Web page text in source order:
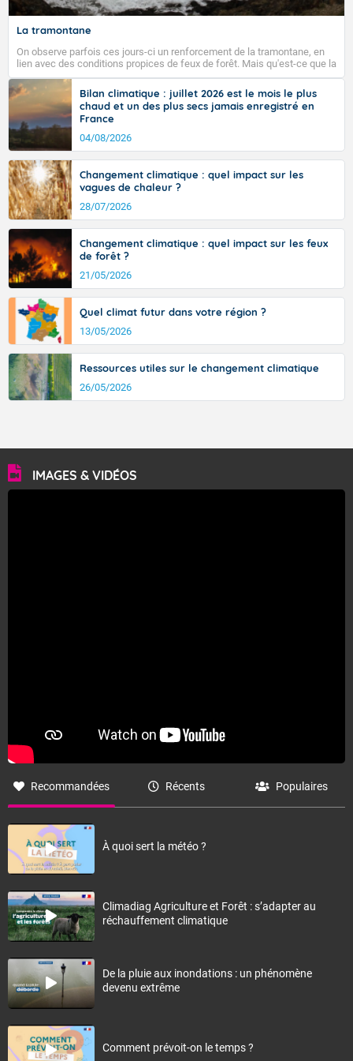
Centre-Est. Les maximales s'inscrivent entre 22 et 25
degrés sur les côtes de Manche, entre 25 et 28 sur la
façade atlantique, 30 à 35 sur le reste de l'hexagone, et
jusqu'à 36 à 39 degrés en basse vallée du Rhône, dans
l'intérieur de la Provence.
La tramontane
On observe parfois ces jours-ci un renforcement de la tramontane, en
lien avec des conditions propices de feux de forêt. Mais qu'est-ce que la
tramontane ? Quelles sont ses caractéristiques ? La tramontane est un
vent turbulent soufflant de secteur nord-ouest à nord, ou ouest à nord-
ouest, dans un secteur qui part du Roussillon à la vallée de l’Aude et à
l’ouest de l’Hérault. L’étymologie de ce vent vient du latin trasmontanus,
signifiant au-delà des monts, en allusion aux régions montagneuses
d’où provient ce vent.
Bilan climatique : juillet 2026 est le mois le plus
chaud et un des plus secs jamais enregistré en
France
04/08/2026
Changement climatique : quel impact sur les
vagues de chaleur ?
28/07/2026
Changement climatique : quel impact sur les feux
de forêt ?
21/05/2026
Quel climat futur dans votre région ?
13/05/2026
Ressources utiles sur le changement climatique
26/05/2026
IMAGES & VIDÉOS
Recommandées Récents Populaires
À quoi sert la météo ?
Climadiag Agriculture et Forêt : s’adapter au
réchauffement climatique
De la pluie aux inondations : un phénomène
devenu extrême
Comment prévoit-on le temps ?